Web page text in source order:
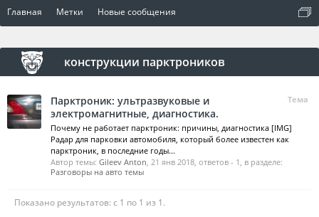
Главная Метки Новые сообщения
конструкции парктроников
Тема
Парктроник: ультразвуковые и
электромагнитные, диагностика.
Почему не работает парктроник: причины, диагностика [IMG]
Радар для парковки автомобиля, который более известен как
парктроник, в последние годы...
Автор темы: Gileev Anton, 21 янв 2018, ответов - 1, в разделе:
Разговоры на авто темы
Показано результатов: с 1 по 1 из 1.
оват